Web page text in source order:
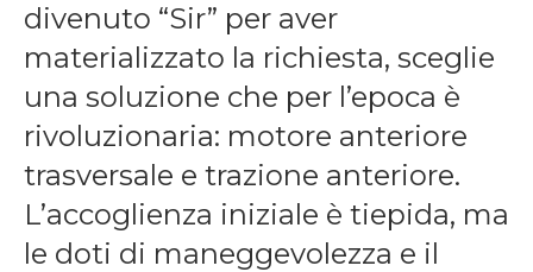
divenuto “Sir” per aver
materializzato la richiesta, sceglie
una soluzione che per l’epoca è
rivoluzionaria: motore anteriore
trasversale e trazione anteriore.
L’accoglienza iniziale è tiepida, ma
le doti di maneggevolezza e il